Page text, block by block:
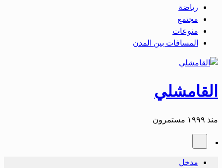
رياضة
مجتمع
منوعات
المسافات بين المدن
القامشلي
منذ ١٩٩٩ مستمرون
مدخل